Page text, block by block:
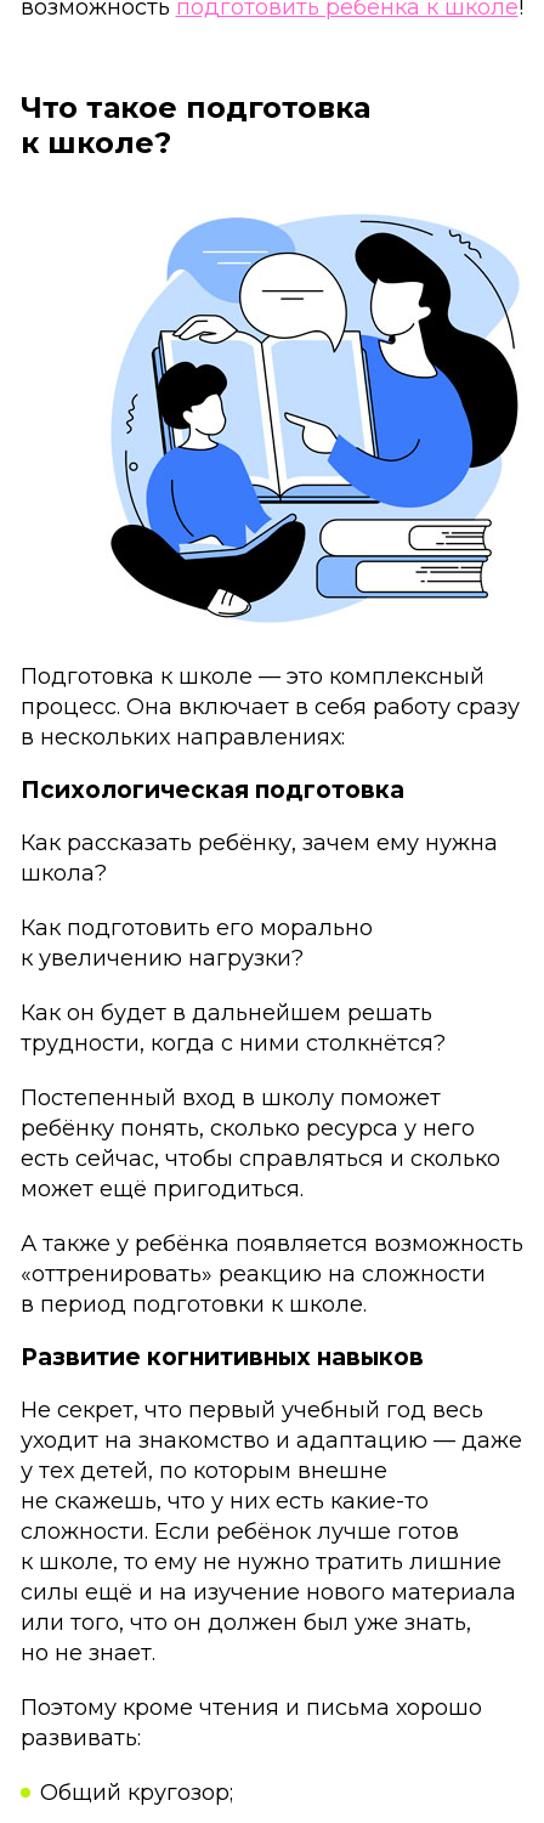
возможность подготовить ребёнка к школе!
Что такое подготовка
к школе?
Подготовка к школе — это комплексный
процесс. Она включает в себя работу сразу
в нескольких направлениях:
Психологическая подготовка
Как рассказать ребёнку, зачем ему нужна
школа?
Как подготовить его морально
к увеличению нагрузки?
Как он будет в дальнейшем решать
трудности, когда с ними столкнётся?
Постепенный вход в школу поможет
ребёнку понять, сколько ресурса у него
есть сейчас, чтобы справляться и сколько
может ещё пригодиться.
А также у ребёнка появляется возможность
«оттренировать» реакцию на сложности
в период подготовки к школе.
Развитие когнитивных навыков
Не секрет, что первый учебный год весь
уходит на знакомство и адаптацию — даже
у тех детей, по которым внешне
не скажешь, что у них есть какие-то
сложности. Если ребёнок лучше готов
к школе, то ему не нужно тратить лишние
силы ещё и на изучение нового материала
или того, что он должен был уже знать,
но не знает.
Поэтому кроме чтения и письма хорошо
развивать:
Общий кругозор;